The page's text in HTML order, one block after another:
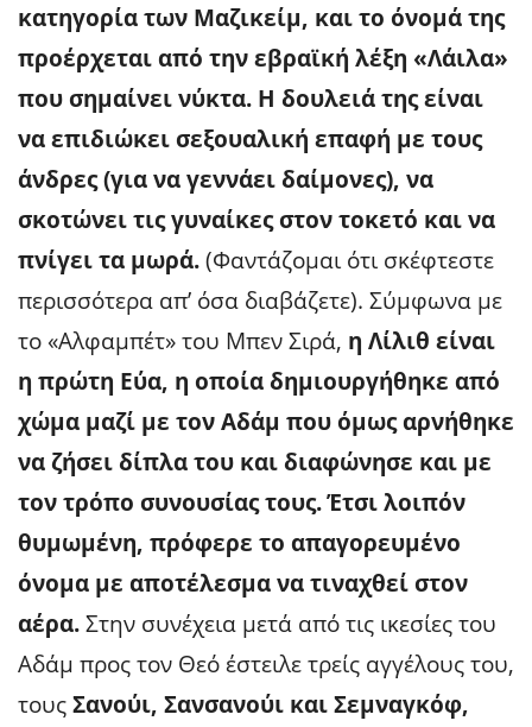
κατηγορία των Μαζικείμ, και το όνομά της
προέρχεται από την εβραϊκή λέξη «Λάιλα»
που σημαίνει νύκτα. Η δουλειά της είναι
να επιδιώκει σεξουαλική επαφή με τους
άνδρες (για να γεννάει δαίμονες), να
σκοτώνει τις γυναίκες στον τοκετό και να
πνίγει τα μωρά.(Φαντάζομαι ότι σκέφτεστε
περισσότερα απ’ όσα διαβάζετε). Σύμφωνα με
το «Αλφαμπέτ» του Μπεν Σιρά, η Λίλιθ είναι
η πρώτη Εύα, η οποία δημιουργήθηκε από
χώμα μαζί με τον Αδάμ που όμως αρνήθηκε
να ζήσει δίπλα του και διαφώνησε και με
τον τρόπο συνουσίας τους. Έτσι λοιπόν
θυμωμένη, πρόφερε το απαγορευμένο
όνομα με αποτέλεσμα να τιναχθεί στον
αέρα.Στην συνέχεια μετά από τις ικεσίες του
Αδάμ προς τον Θεό έστειλε τρείς αγγέλους του,
τουςΣανούι, Σανσανούι και Σεμναγκόφ,